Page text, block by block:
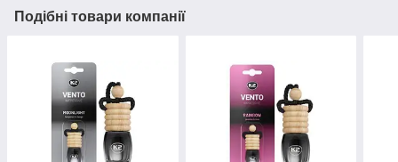
Подібні товари компанії